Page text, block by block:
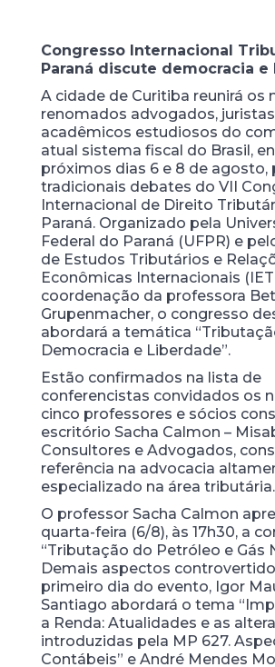
Congresso Internacional
Paraná discute democracia
A cidade de Curitiba reunirá os
renomados advogados,
acadêmicos estudiosos do
atual sistema fiscal do Brasil,
próximos dias 6 e 8 de agosto,
tradicionais debates do VII
Internacional de Direito
Paraná. Organizado pela
Federal do Paraná (UFPR) e
de Estudos Tributários e
Econômicas Internacionais
coordenação da professora
Grupenmacher, o congresso
abordará a temática
Democracia e Liberdade”.
Estão confirmados na lista de
conferencistas convidados os
cinco professores e sócios
escritório Sacha Calmon –
Consultores e Advogados,
referência na advocacia
especializado na área tributária.
O professor Sacha Calmon
quarta-feira (6/8), às 17h30, a
“Tributação do Petróleo e Gás
Demais aspectos
primeiro dia do evento, Igor
Santiago abordará o tema
a Renda: Atualidades e as
introduzidas pela MP 627.
Contábeis” e André Mendes